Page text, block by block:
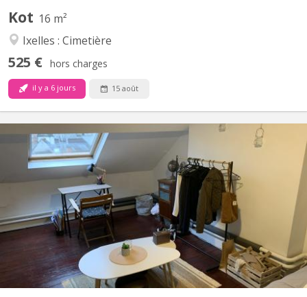
Kot 16 m²
Ixelles : Cimetière
525 € hors charges
il y a 6 jours 15 août
BK 14193
Résidence pour étudiants et stagiaires en plein cœur de
Bruxelles, à deux pas de la Grande Place / La Bourse (centre
historique). La résidence est proche de toutes les commodités,
notamment les transports en commun (train, prémétro et
métro), des supermarchés, des commerces, des collèges et
des...